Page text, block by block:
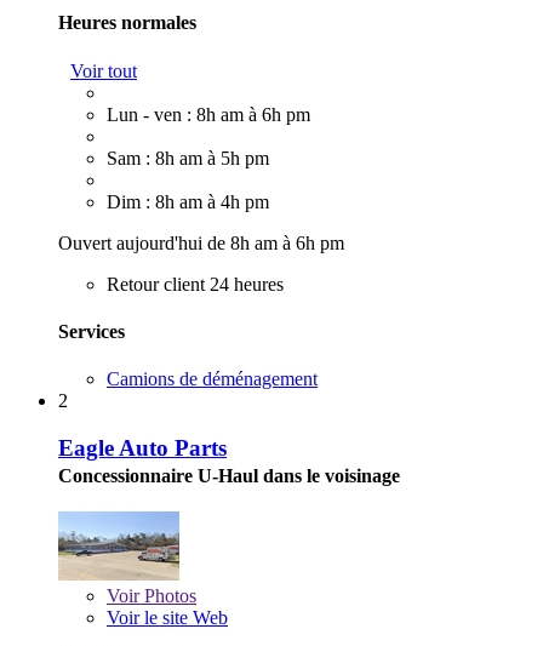
Heures normales
Voir tout
Lun - ven : 8h am à 6h pm
Sam : 8h am à 5h pm
Dim : 8h am à 4h pm
Ouvert aujourd'hui de 8h am à 6h pm
Retour client 24 heures
Services
Camions de déménagement
2
Eagle Auto Parts
Concessionnaire U-Haul dans le voisinage
VoirPhotos
Voir le site Web